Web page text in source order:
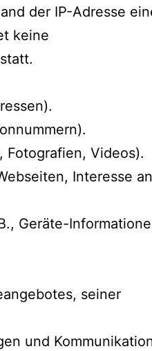
der IP-Adresse
keine
Fotografien, Videos).
Interesse an
Geräte-
seiner
und